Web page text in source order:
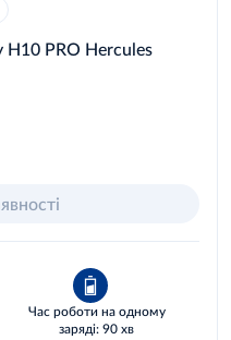
H10 PRO Hercules
Час роботи на одному
заряді: 90 хв